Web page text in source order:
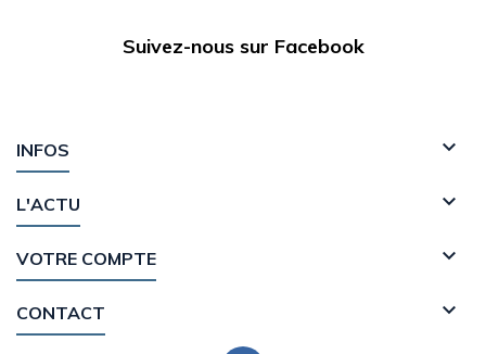
Suivez-nous sur Facebook
INFOS 
L'ACTU 
VOTRE COMPTE 
CONTACT 